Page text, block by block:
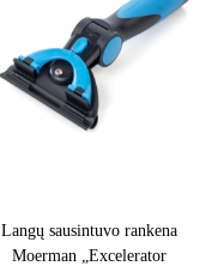
Langų sausintuvo rankena
Moerman „Excelerator